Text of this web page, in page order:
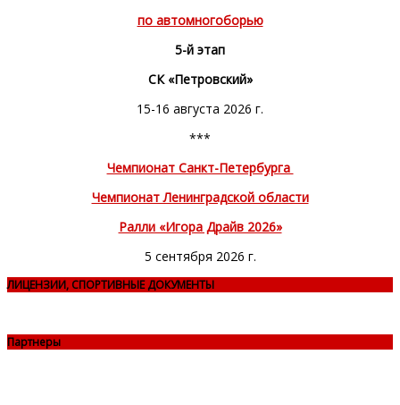
по автомногоборью
5-й этап
СК «Петровский»
15-16 августа 2026 г.
***
Чемпионат Санкт-Петербурга
Чемпионат Ленинградской области
Ралли «Игора Драйв 2026»
5 сентября 2026 г.
ЛИЦЕНЗИИ, СПОРТИВНЫЕ ДОКУМЕНТЫ
Партнеры